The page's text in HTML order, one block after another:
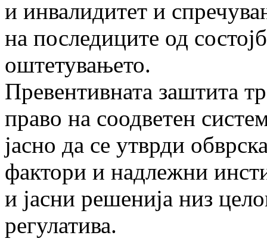
и инвалидитет и
на последиците од
оштетувањето.
Превентивната заштита
право на соодветен
јасно да се утврди
фактори и надлежни
и јасни решенија низ
регулатива.